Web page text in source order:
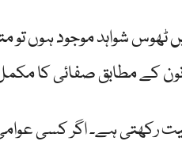
شواہد موجود ہوں تو
کے مطابق صفائی کا
رکھتی ہے۔ اگر کسی عوامی